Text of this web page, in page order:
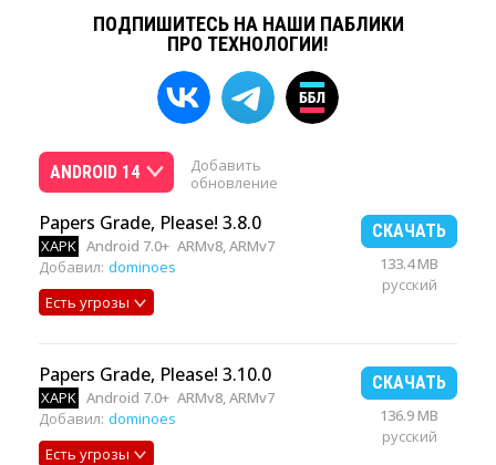
ПОДПИШИТЕСЬ НА НАШИ ПАБЛИКИ
ПРО ТЕХНОЛОГИИ!
ANDROID 14
Добавить
обновление
Papers Grade, Please! 3.8.0
XAPK Android 7.0+ ARMv8, ARMv7
Добавил: dominoes
Есть угрозы
СКАЧАТЬ
133.4 MB
русский
Papers Grade, Please! 3.10.0
XAPK Android 7.0+ ARMv8, ARMv7
Добавил: dominoes
Есть угрозы
СКАЧАТЬ
136.9 MB
русский